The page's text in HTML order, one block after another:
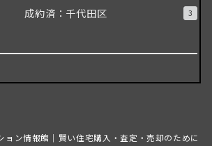
成約済：千代田区 3
ョン情報館｜賢い住宅購入・査定・売却のために